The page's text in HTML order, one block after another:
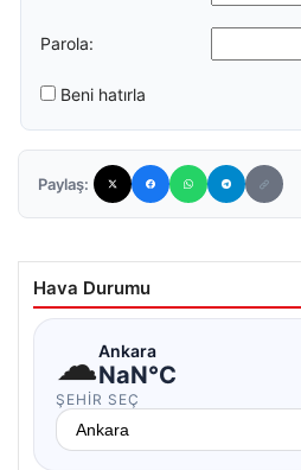
Parola:
Beni hatırla
Paylaş:
Hava Durumu
☁Ankara
NaN°C
ŞEHIR SEÇ